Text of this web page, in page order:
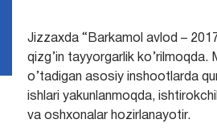
Jizzaxda “Barkamol avlod –
qizg’in tayyorgarlik ko’rilmoqda.
o’tadigan asosiy inshootlarda
ishlari yakunlanmoqda,
va oshxonalar hozirlanayotir.